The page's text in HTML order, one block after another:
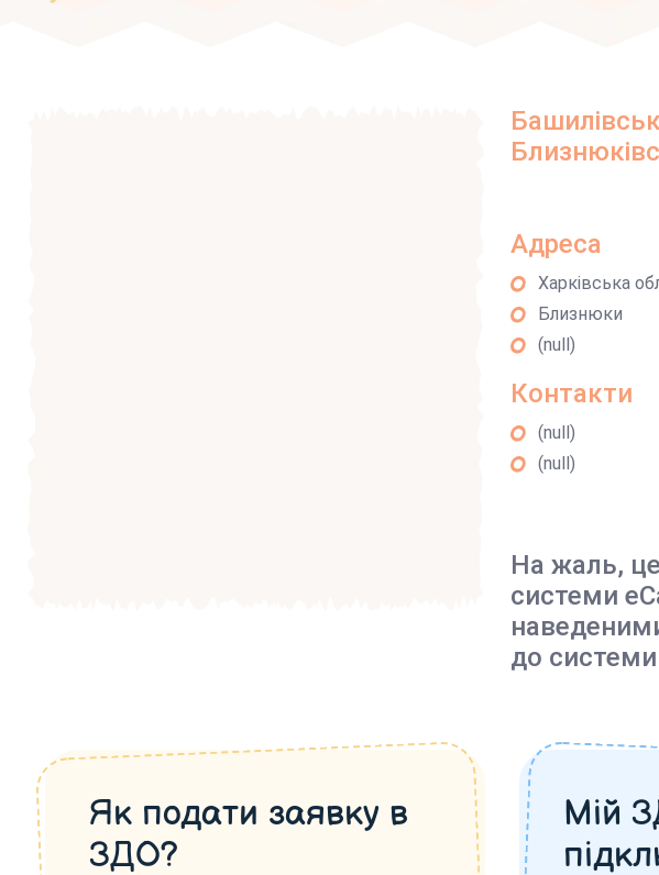
Адреса
Харківська
Близнюки
(null)
Контакти
(null)
(null)
На жаль,
системи
до
Як подати заявку в
ЗДО?
Мій